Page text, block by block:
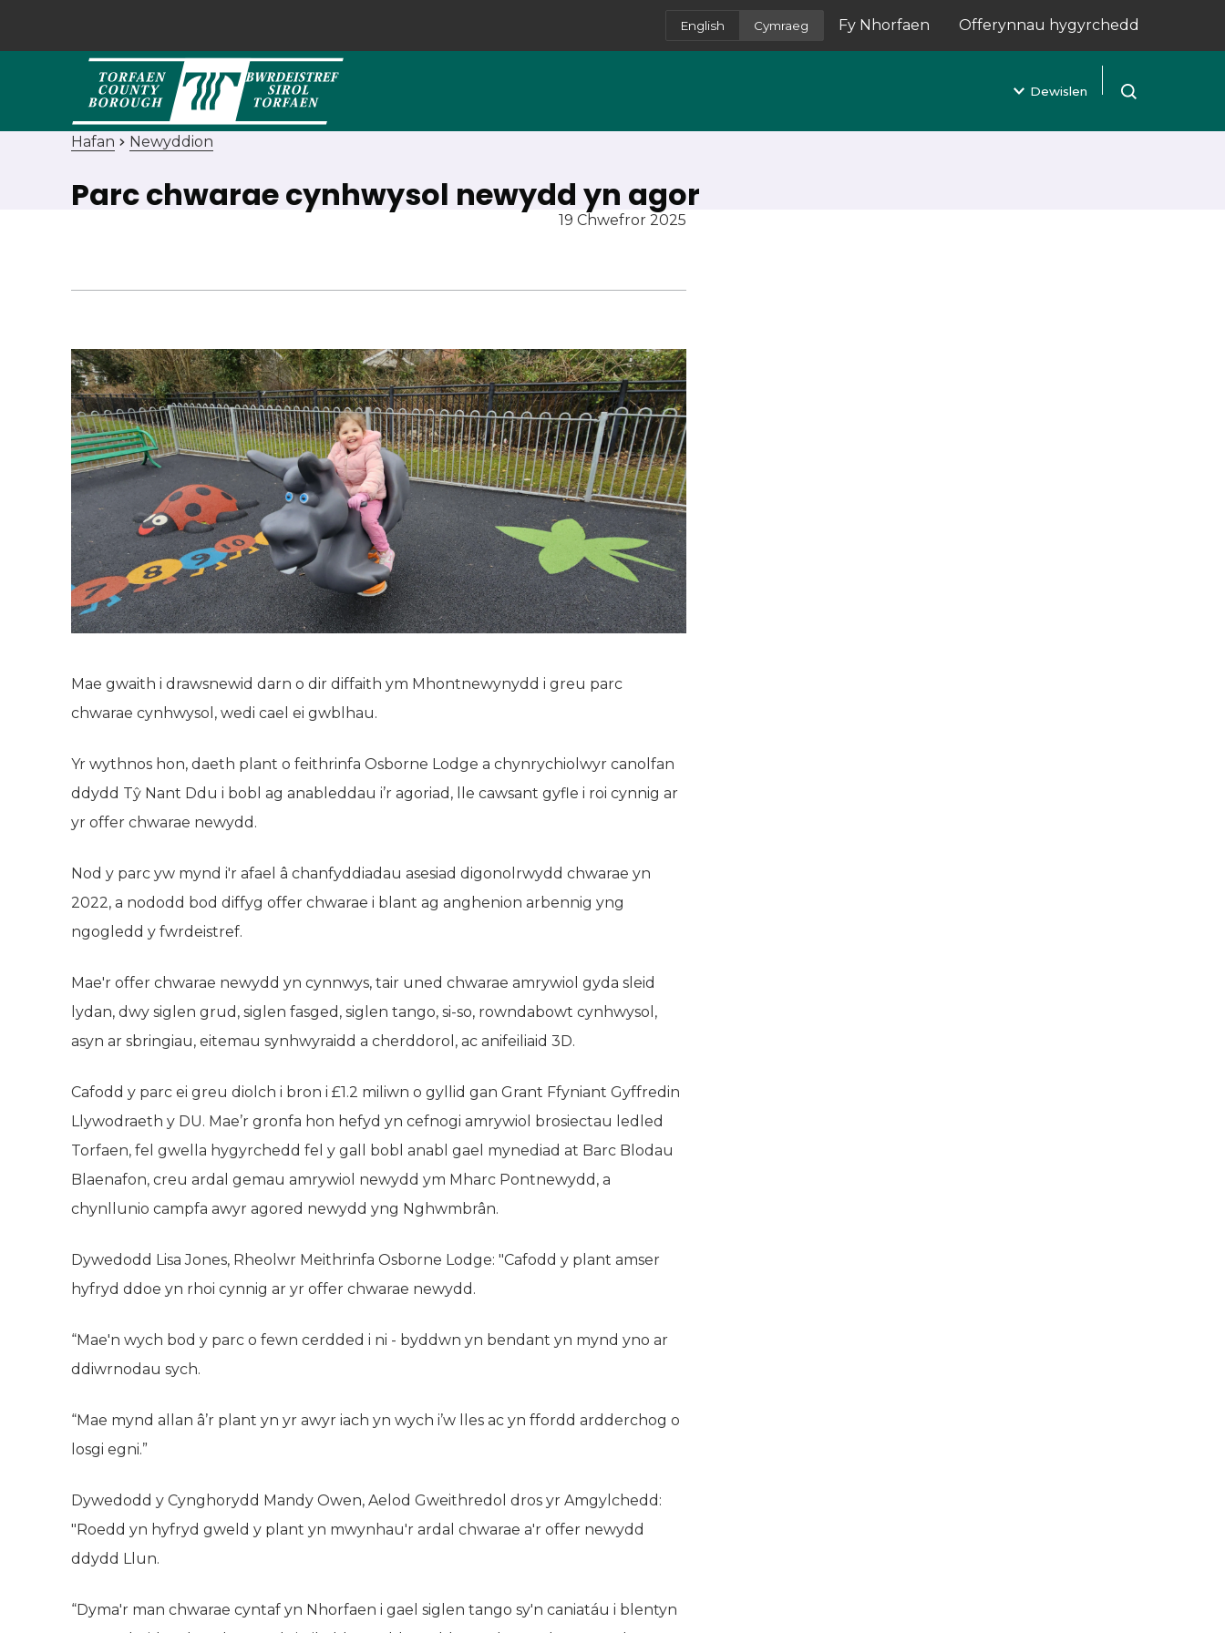
English Cymraeg Fy Nhorfaen
(yn agor mewn tab newydd)
Offerynnau hygyrchedd
Dewislen
Agor chwilio
Hafan Newyddion
Parc chwarae cynhwysol newydd yn agor
19 Chwefror 2025
Mae gwaith i drawsnewid darn o dir diffaith ym Mhontnewynydd i greu parc
chwarae cynhwysol, wedi cael ei gwblhau.
Yr wythnos hon, daeth plant o feithrinfa Osborne Lodge a chynrychiolwyr canolfan
ddydd Tŷ Nant Ddu i bobl ag anableddau i’r agoriad, lle cawsant gyfle i roi cynnig ar
yr offer chwarae newydd.
Nod y parc yw mynd i'r afael â chanfyddiadau asesiad digonolrwydd chwarae yn
2022, a nododd bod diffyg offer chwarae i blant ag anghenion arbennig yng
ngogledd y fwrdeistref.
Mae'r offer chwarae newydd yn cynnwys, tair uned chwarae amrywiol gyda sleid
lydan, dwy siglen grud, siglen fasged, siglen tango, si-so, rowndabowt cynhwysol,
asyn ar sbringiau, eitemau synhwyraidd a cherddorol, ac anifeiliaid 3D.
Cafodd y parc ei greu diolch i bron i £1.2 miliwn o gyllid gan Grant Ffyniant Gyffredin
Llywodraeth y DU. Mae’r gronfa hon hefyd yn cefnogi amrywiol brosiectau ledled
Torfaen, fel gwella hygyrchedd fel y gall bobl anabl gael mynediad at Barc Blodau
Blaenafon, creu ardal gemau amrywiol newydd ym Mharc Pontnewydd, a
chynllunio campfa awyr agored newydd yng Nghwmbrân.
Dywedodd Lisa Jones, Rheolwr Meithrinfa Osborne Lodge: "Cafodd y plant amser
hyfryd ddoe yn rhoi cynnig ar yr offer chwarae newydd.
“Mae'n wych bod y parc o fewn cerdded i ni - byddwn yn bendant yn mynd yno ar
ddiwrnodau sych.
“Mae mynd allan â’r plant yn yr awyr iach yn wych i’w lles ac yn ffordd ardderchog o
losgi egni.”
Dywedodd y Cynghorydd Mandy Owen, Aelod Gweithredol dros yr Amgylchedd:
"Roedd yn hyfryd gweld y plant yn mwynhau'r ardal chwarae a'r offer newydd
ddydd Llun.
“Dyma'r man chwarae cyntaf yn Nhorfaen i gael siglen tango sy'n caniatáu i blentyn